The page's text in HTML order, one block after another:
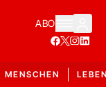
ABO
MENSCHEN